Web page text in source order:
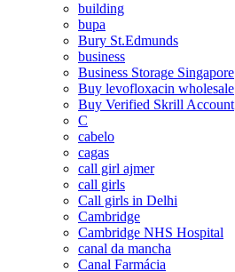
building
bupa
Bury St.Edmunds
business
Business Storage Singapore
Buy levofloxacin wholesale
Buy Verified Skrill Account
C
cabelo
cagas
call girl ajmer
call girls
Call girls in Delhi
Cambridge
Cambridge NHS Hospital
canal da mancha
Canal Farmácia